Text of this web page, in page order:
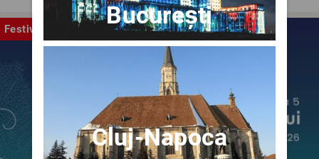
Festival București
Cluj-Napoca